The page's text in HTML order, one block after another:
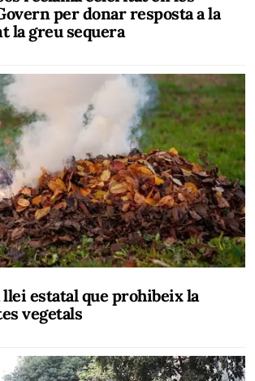
per donar resposta a la
la greu sequera
estatal que prohibeix la
vegetals